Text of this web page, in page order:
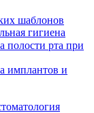
шаблонов
гигиена
полости рта при
имплантов и